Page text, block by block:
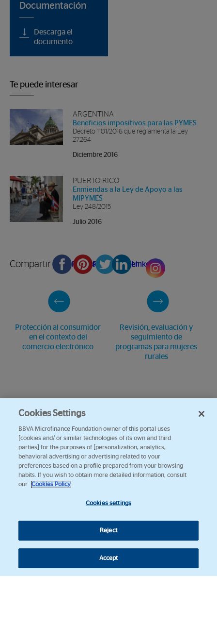
Documentación
Descarga el
documento
Te puede interesar
ARGENTINA
Beneficios impositivos para las PYMES
Decreto 1101/2016 que reglamenta la Ley
27.264
Diciembre 2016
PUERTO RICO
Enmiendas a la Ley de Apoyo a las
MIPYMES
Ley 248/2015
Julio 2016
Compartir en FacebookPinterestTwitterLinkedin
Protección al consumidor
en el contexto del
comercio electrónico
Revisión, evaluación y
seguimiento de
programas para mujeres
rurales
Cookies Settings
BBVA Microfinance Foundation owner of this portal uses
[cookies and/ or similar technologies of its own and third
parties] for the purposes of [personalization, analytics,
behavioral advertising or advertising related to your
preferences based on a profile prepared from your browsing
habits. If you wish to obtain more detailed information, consult
our
Cookies Policy
Cookies settings
Reject
Accept